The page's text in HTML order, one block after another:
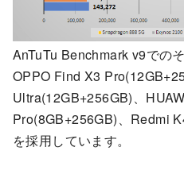
AnTuTu Benchmark v9での
OPPO Find X3
Ultra(12GB+256GB)、
Pro(8GB+256GB)、Redmi
を採用しています。